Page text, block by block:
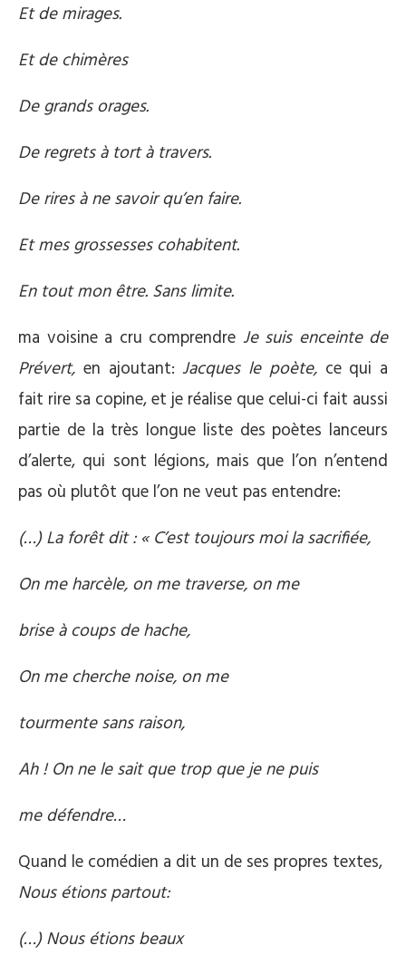
Et de mirages.
Et de chimères
De grands orages.
De regrets à tort à travers.
De rires à ne savoir qu’en faire.
Et mes grossesses cohabitent.
En tout mon être. Sans limite.
ma voisine a cru comprendre Je suis enceinte de
Prévert, en ajoutant: Jacques le poète, ce qui a
fait rire sa copine, et je réalise que celui-ci fait aussi
partie de la très longue liste des poètes lanceurs
d’alerte, qui sont légions, mais que l’on n’entend
pas où plutôt que l’on ne veut pas entendre:
(…) La forêt dit : « C’est toujours moi la sacrifiée,
On me harcèle, on me traverse, on me
brise à coups de hache,
On me cherche noise, on me
tourmente sans raison,
Ah ! On ne le sait que trop que je ne puis
me défendre…
Quand le comédien a dit un de ses propres textes,
Nous étions partout:
(…) Nous étions beaux